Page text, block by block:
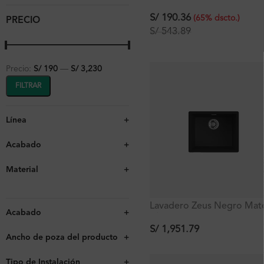
PRECIO
FILTRAR
Precio: S/ 190 — S/ 3,230
Línea +
Acabado +
Material +
Acabado +
Ancho de poza del producto +
38×33×18 cm
S/ 190.36 (65% dscto.)
S/ 543.89
Lavadero Zeus Negro Mate
rebose 55.6×45.6×20 cm
S/ 1,951.79